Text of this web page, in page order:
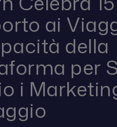
ai
della
per
i